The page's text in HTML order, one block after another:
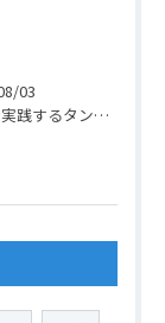
03
接骨院で実践するタンパク質健康法